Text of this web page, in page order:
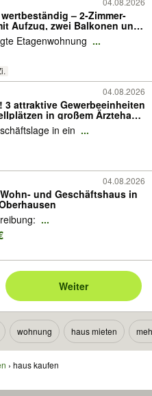
– 2-Zimmer-
Aufzug, zwei Balkonen und
Etagenwohnung ...
04.08.2026
3 attraktive Gewerbeeinheiten
in großem Ärztehaus
in ein ...
04.08.2026
und Geschäftshaus in
...
Weiter
wohnung haus mieten
haus kaufen